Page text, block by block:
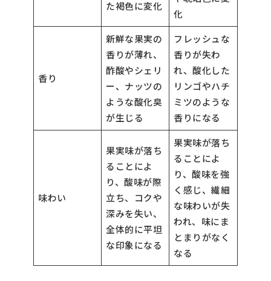
た褐色に変化
化
香り
新鮮な果実の
香りが薄れ、
酢酸やシェリ
ー、ナッツの
ような酸化臭
が生じる
フレッシュな
香りが失わ
れ、酸化した
リンゴやハチ
ミツのような
香りになる
味わい
果実味が落ち
ることによ
り、酸味が際
立ち、コクや
深みを失い、
全体的に平坦
な印象になる
果実味が落ち
ることによ
り、酸味を強
く感じ、繊細
な味わいが失
われ、味にま
とまりがなく
なる